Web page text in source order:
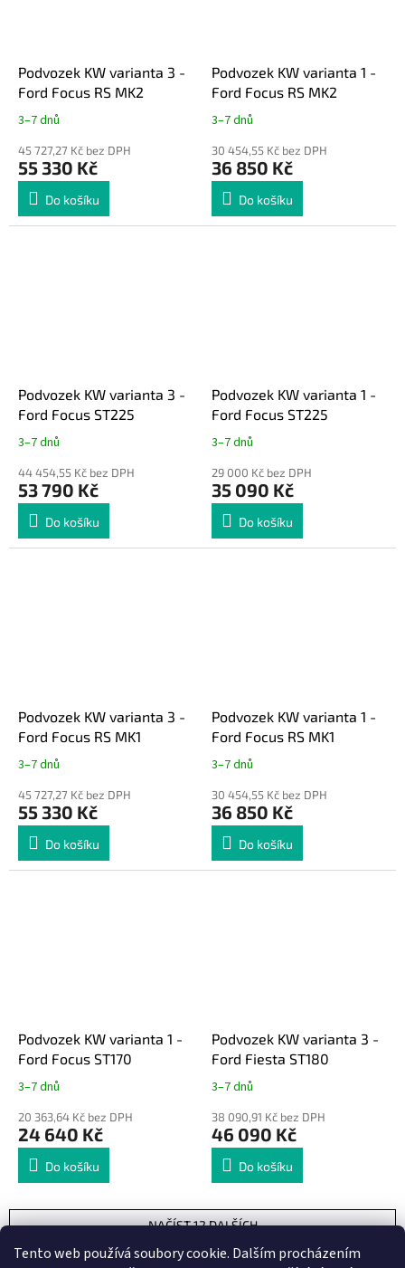
Tento web používá soubory cookie. Dalším procházením
Podvozek KW varianta 3 -
Ford Focus RS MK2
3–7 dnů
45 727,27 Kč bez DPH
55 330 Kč
Do košíku
Podvozek KW varianta 1 -
Ford Focus RS MK2
3–7 dnů
30 454,55 Kč bez DPH
36 850 Kč
Do košíku
Podvozek KW varianta 3 -
Ford Focus ST225
3–7 dnů
44 454,55 Kč bez DPH
53 790 Kč
Do košíku
Podvozek KW varianta 1 -
Ford Focus ST225
3–7 dnů
29 000 Kč bez DPH
35 090 Kč
Do košíku
Podvozek KW varianta 3 -
Ford Focus RS MK1
3–7 dnů
45 727,27 Kč bez DPH
55 330 Kč
Do košíku
Podvozek KW varianta 1 -
Ford Focus RS MK1
3–7 dnů
30 454,55 Kč bez DPH
36 850 Kč
Do košíku
Podvozek KW varianta 1 -
Ford Focus ST170
3–7 dnů
20 363,64 Kč bez DPH
24 640 Kč
Do košíku
Podvozek KW varianta 3 -
Ford Fiesta ST180
3–7 dnů
38 090,91 Kč bez DPH
46 090 Kč
Do košíku
NAČÍST 12 DALŠÍCH
S
t
1 3